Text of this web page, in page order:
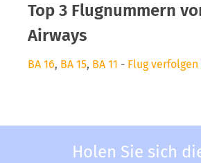
Top 3 Flugnummern
Airways
BA 16, BA 15, BA 11 - Flug
Holen Sie sich